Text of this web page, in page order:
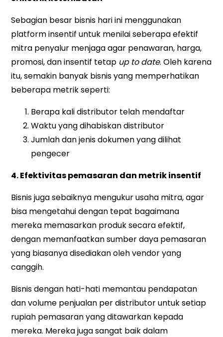
Sebagian besar bisnis hari ini menggunakan
platform insentif untuk menilai seberapa efektif
mitra penyalur menjaga agar penawaran, harga,
promosi, dan insentif tetap up to date. Oleh karena
itu, semakin banyak bisnis yang memperhatikan
beberapa metrik seperti:
Berapa kali distributor telah mendaftar
Waktu yang dihabiskan distributor
Jumlah dan jenis dokumen yang dilihat
pengecer
4. Efektivitas pemasaran dan metrik insentif
Bisnis juga sebaiknya mengukur usaha mitra, agar
bisa mengetahui dengan tepat bagaimana
mereka memasarkan produk secara efektif,
dengan memanfaatkan sumber daya pemasaran
yang biasanya disediakan oleh vendor yang
canggih.
Bisnis dengan hati-hati memantau pendapatan
dan volume penjualan per distributor untuk setiap
rupiah pemasaran yang ditawarkan kepada
mereka. Mereka juga sangat baik dalam